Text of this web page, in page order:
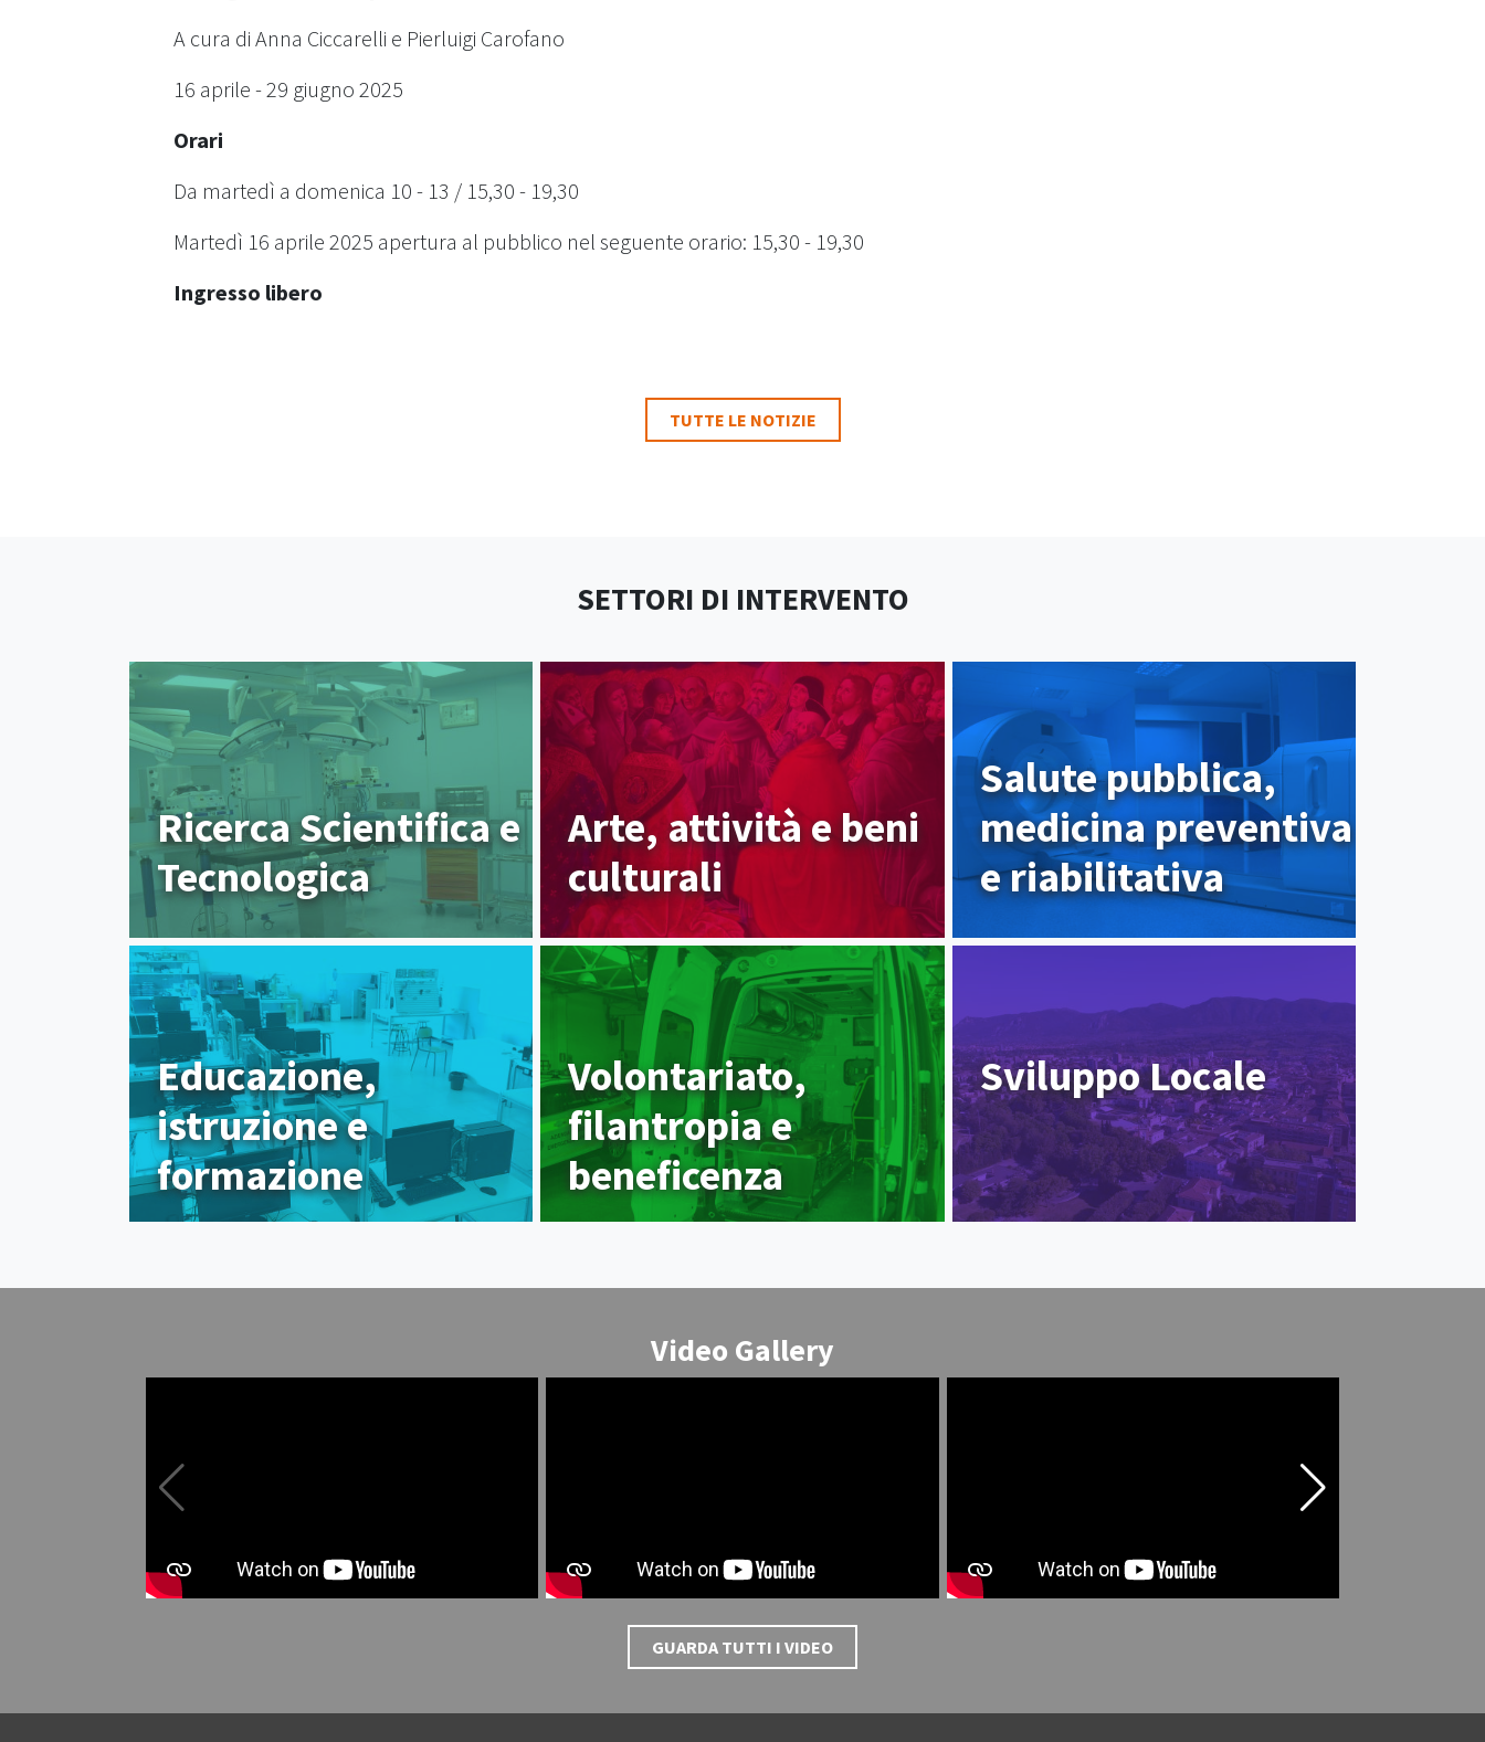
A cura di Anna Ciccarelli e Pierluigi Carofano
16 aprile - 29 giugno 2025
Orari
Da martedì a domenica 10 - 13 / 15,30 - 19,30
Martedì 16 aprile 2025 apertura al pubblico nel seguente orario: 15,30 - 19,30
Ingresso libero
TUTTE LE NOTIZIE
SETTORI DI INTERVENTO
Ricerca Scientifica e
Tecnologica
Arte, attività e beni
culturali
Salute pubblica,
medicina preventiva
e riabilitativa
Educazione,
istruzione e
formazione
Volontariato,
filantropia e
beneficenza
Sviluppo Locale
Video Gallery
GUARDA TUTTI I VIDEO